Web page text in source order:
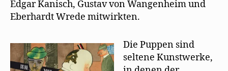
Edgar Kanisch, Gustav von Wangenheim und
Eberhardt Wrede mitwirkten.
Die Puppen sind
seltene Kunstwerke,